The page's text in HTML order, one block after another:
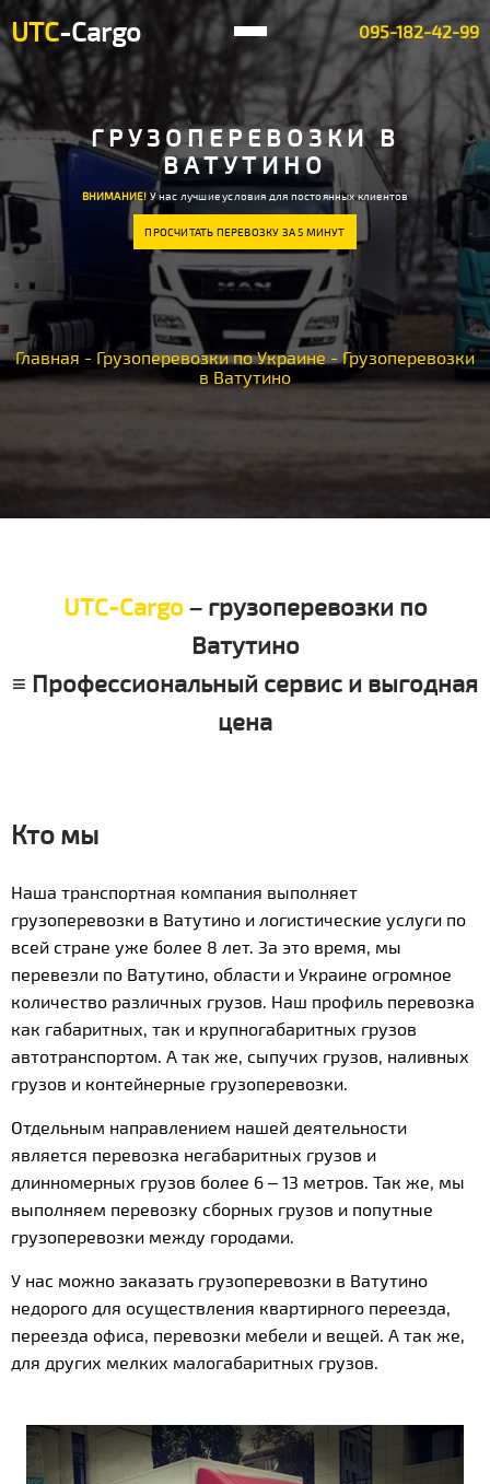
UTC-Cargo 095-182-42-99
ГРУЗОПЕРЕВОЗКИ В
ВАТУТИНО
ВНИМАНИЕ!У нас лучшие условия для постоянных клиентов
ПРОСЧИТАТЬ ПЕРЕВОЗКУ ЗА 5 МИНУТ
Главная - Грузоперевозки по Украине -Грузоперевозки
в Ватутино
UTC-Cargo– грузоперевозки по
Ватутино
≡ Профессиональный сервис и выгодная
цена
Кто мы
Наша транспортная компания выполняет
грузоперевозки в Ватутино и логистические услуги по
всей стране уже более 8 лет. За это время, мы
перевезли по Ватутино, области и Украине огромное
количество различных грузов. Наш профиль перевозка
как габаритных, так и крупногабаритных грузов
автотранспортом. А так же, сыпучих грузов, наливных
грузов и контейнерные грузоперевозки.
Отдельным направлением нашей деятельности
является перевозка негабаритных грузов и
длинномерных грузов более 6 – 13 метров. Так же, мы
выполняем перевозку сборных грузов и попутные
грузоперевозки между городами.
У нас можно заказать грузоперевозки в Ватутино
недорого для осуществления квартирного переезда,
переезда офиса, перевозки мебели и вещей. А так же,
для других мелких малогабаритных грузов.